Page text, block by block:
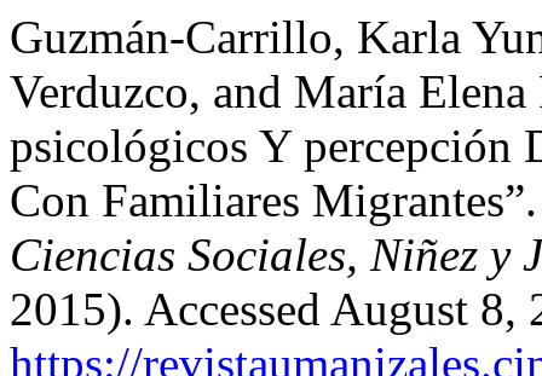
Guzmán-Carrillo, Karla
Verduzco, and María
psicológicos Y percepción
Con Familiares
Ciencias Sociales, Niñez y
2015). Accessed August 8,
https://